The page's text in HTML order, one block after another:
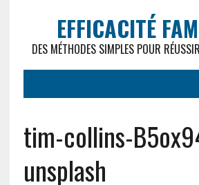
EFFICACITÉ
DES MÉTHODES SIMPLES POUR
tim-collins-
unsplash